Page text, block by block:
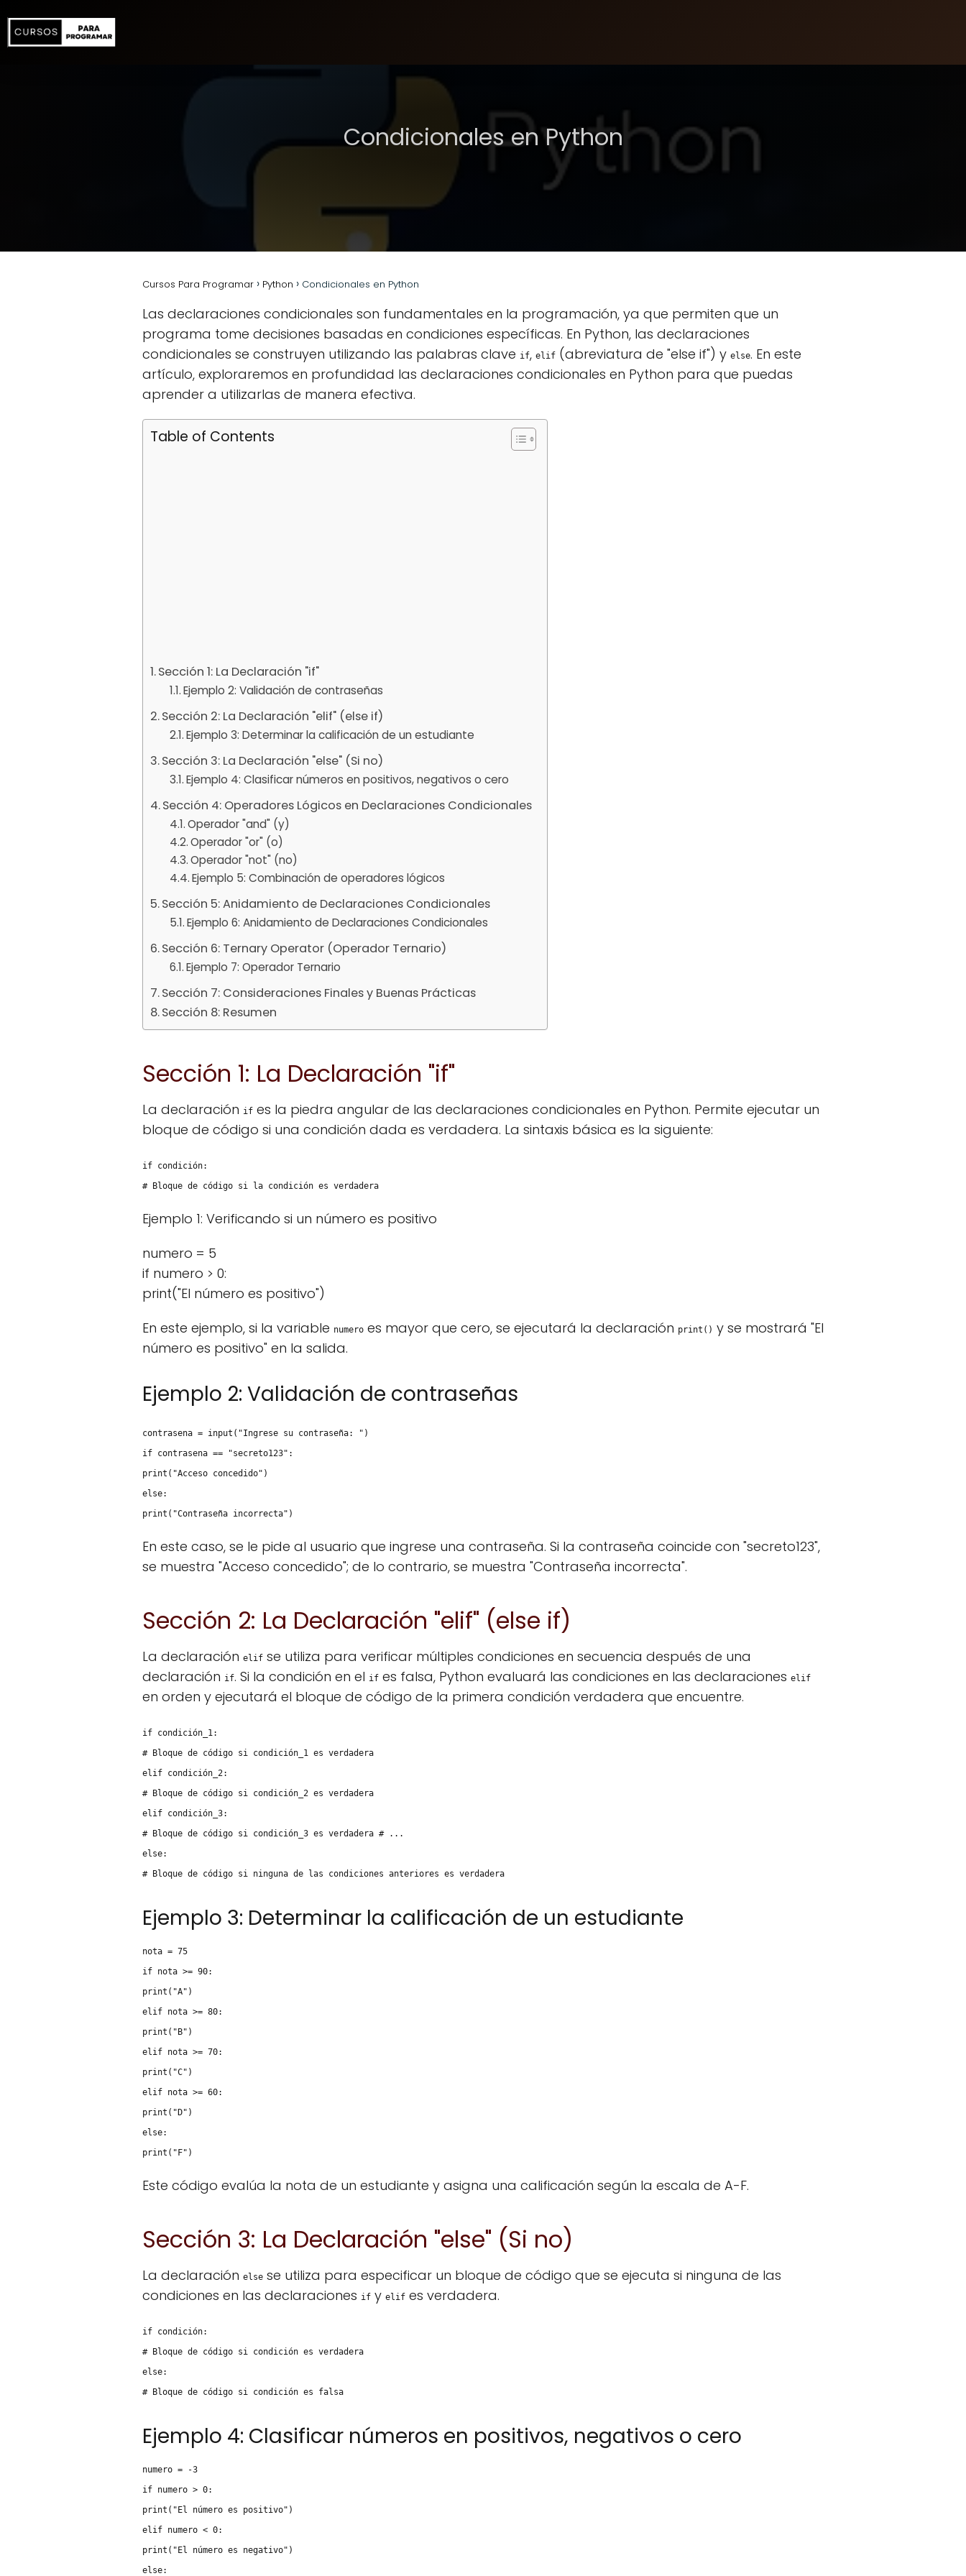
Condicionales en Python
Cursos Para Programar Python Condicionales en Python
Las declaraciones condicionales son fundamentales en la programación, ya que permiten que un
programa tome decisiones basadas en condiciones específicas. En Python, las declaraciones
condicionales se construyen utilizando las palabras clave if, elif (abreviatura de "else if") y else. En este
artículo, exploraremos en profundidad las declaraciones condicionales en Python para que puedas
aprender a utilizarlas de manera efectiva.
Table of Contents
Sección 1: La Declaración "if"
Ejemplo 2: Validación de contraseñas
Sección 2: La Declaración "elif" (else if)
Ejemplo 3: Determinar la calificación de un estudiante
Sección 3: La Declaración "else" (Si no)
Ejemplo 4: Clasificar números en positivos, negativos o cero
Sección 4: Operadores Lógicos en Declaraciones Condicionales
Operador "and" (y)
Operador "or" (o)
Operador "not" (no)
Ejemplo 5: Combinación de operadores lógicos
Sección 5: Anidamiento de Declaraciones Condicionales
Ejemplo 6: Anidamiento de Declaraciones Condicionales
Sección 6: Ternary Operator (Operador Ternario)
Ejemplo 7: Operador Ternario
Sección 7: Consideraciones Finales y Buenas Prácticas
Sección 8: Resumen
Sección 1: La Declaración "if"
La declaración if es la piedra angular de las declaraciones condicionales en Python. Permite ejecutar un
bloque de código si una condición dada es verdadera. La sintaxis básica es la siguiente:
if condición:
# Bloque de código si la condición es verdadera
Ejemplo 1: Verificando si un número es positivo
numero = 5
if numero > 0:
print("El número es positivo")
En este ejemplo, si la variable numero es mayor que cero, se ejecutará la declaración print() y se mostrará "El
número es positivo" en la salida.
Ejemplo 2: Validación de contraseñas
contrasena = input("Ingrese su contraseña: ")
if contrasena == "secreto123":
print("Acceso concedido")
else:
print("Contraseña incorrecta")
En este caso, se le pide al usuario que ingrese una contraseña. Si la contraseña coincide con "secreto123",
se muestra "Acceso concedido"; de lo contrario, se muestra "Contraseña incorrecta".
Sección 2: La Declaración "elif" (else if)
La declaración elif se utiliza para verificar múltiples condiciones en secuencia después de una
declaración if. Si la condición en el if es falsa, Python evaluará las condiciones en las declaraciones elif
en orden y ejecutará el bloque de código de la primera condición verdadera que encuentre.
if condición_1:
# Bloque de código si condición_1 es verdadera
elif condición_2:
# Bloque de código si condición_2 es verdadera
elif condición_3:
# Bloque de código si condición_3 es verdadera # ...
else:
# Bloque de código si ninguna de las condiciones anteriores es verdadera
Ejemplo 3: Determinar la calificación de un estudiante
nota = 75
if nota >= 90:
print("A")
elif nota >= 80:
print("B")
elif nota >= 70:
print("C")
elif nota >= 60:
print("D")
else:
print("F")
Este código evalúa la nota de un estudiante y asigna una calificación según la escala de A-F.
Sección 3: La Declaración "else" (Si no)
La declaración else se utiliza para especificar un bloque de código que se ejecuta si ninguna de las
condiciones en las declaraciones if y elif es verdadera.
if condición:
# Bloque de código si condición es verdadera
else:
# Bloque de código si condición es falsa
Ejemplo 4: Clasificar números en positivos, negativos o cero
numero = -3
if numero > 0:
print("El número es positivo")
elif numero < 0:
print("El número es negativo")
else: